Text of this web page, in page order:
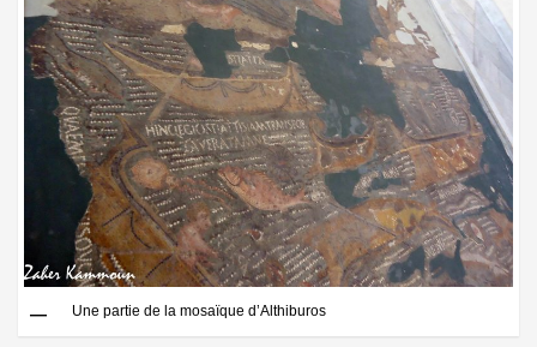
Une partie de la mosaïque d’Althiburos